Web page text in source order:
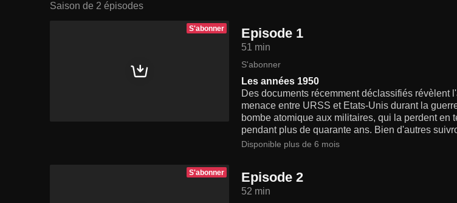
Saison de 2 épisodes
S'abonner Episode 1
51 min
S'abonner
Les années 1950
Des documents récemment déclassifiés
menace entre URSS et Etats-Unis durant la
bombe atomique aux militaires, qui la perdent
pendant plus de quarante ans. Bien d'autres
Disponible plus de 6 mois
S'abonner Episode 2
52 min